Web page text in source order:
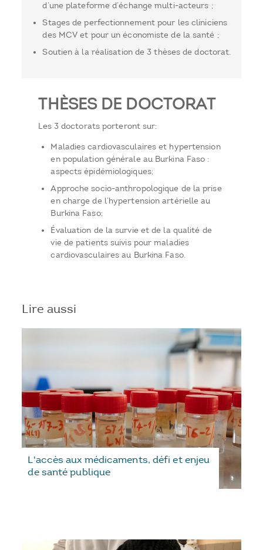
d’une plateforme d’échange multi-acteurs ;
Stages de perfectionnement pour les cliniciens
des MCV et pour un économiste de la santé ;
Soutien à la réalisation de 3 thèses de doctorat.
THÈSES DE DOCTORAT
Les 3 doctorats porteront sur:
Maladies cardiovasculaires et hypertension
en population générale au Burkina Faso :
aspects épidémiologiques;
Approche socio-anthropologique de la prise
en charge de l’hypertension artérielle au
Burkina Faso;
Évaluation de la survie et de la qualité de
vie de patients suivis pour maladies
cardiovasculaires au Burkina Faso.
Lire aussi
L'accès aux médicaments, défi et enjeu
de santé publique